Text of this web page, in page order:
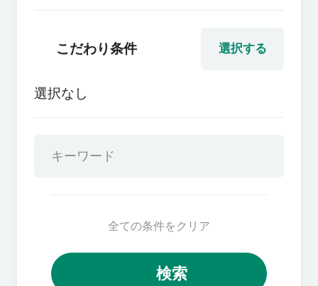
選択する
こだわり条件
選択なし
全ての条件をクリア
検索